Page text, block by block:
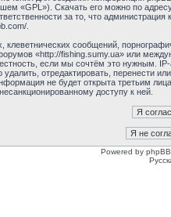
«GPL»). Скачать его можно по
за то, что
.
сообщений,
«http://fishing.sumy.ua» или
если мы сочтём это нужным.
отредактировать, перенести
не будет открыта третьим
доступу к ней.
Powered by